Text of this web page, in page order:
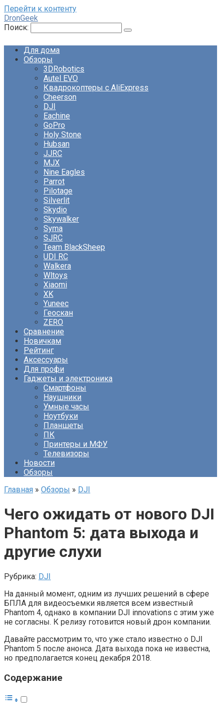
Перейти к контенту
DronGeek
Поиск:
Для дома
Обзоры
3DRobotics
Autel EVO
Квадрокоптеры с AliExpress
Cheerson
DJI
Eachine
GoPro
Holy Stone
Hubsan
JJRC
MJX
Nine Eagles
Parrot
Pilotage
Silverlit
Skydio
Skywalker
Syma
SJRC
Team BlackSheep
UDI RC
Walkera
Wltoys
Xiaomi
XK
Yuneec
Геоскан
ZERO
Сравнение
Новичкам
Рейтинг
Аксессуары
Для профи
Гаджеты и электроника
Смартфоны
Наушники
Умные часы
Ноутбуки
Планшеты
ПК
Принтеры и МФУ
Телевизоры
Новости
Обзоры
Главная » Обзоры » DJI
Чего ожидать от нового DJI
Phantom 5: дата выхода и
другие слухи
Рубрика: DJI
На данный момент, одним из лучших решений в сфере
БПЛА для видеосъемки является всем известный
Phantom 4, однако в компании DJI innovations с этим уже
не согласны. К релизу готовится новый дрон компании.
Давайте рассмотрим то, что уже стало известно о DJI
Phantom 5 после анонса. Дата выхода пока не известна,
но предполагается конец декабря 2018.
Содержание